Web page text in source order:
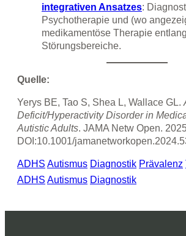
integrativen Ansatzes:
Psychotherapie und (wo
medikamentöse Therapie
Störungsbereiche.
Quelle:
Yerys BE, Tao S, Shea L, Wallace GL.
Deficit/Hyperactivity Disorder in
Autistic Adults. JAMA Netw Open.
DOI:10.1001/
ADHS Autismus Diagnostik Prävalenz
ADHS Autismus Diagnostik